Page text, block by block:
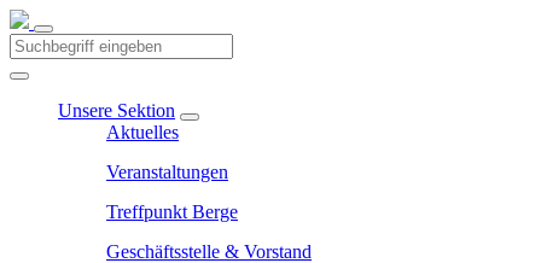
Unsere Sektion
Aktuelles
Veranstaltungen
Treffpunkt Berge
Geschäftsstelle & Vorstand